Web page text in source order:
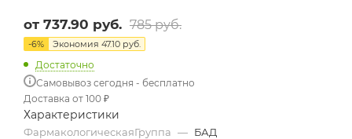
от 737.90 руб. 785 руб.
-6% Экономия 47.10 руб.
Достаточно
Самовывоз сегодня - бесплатно
Доставка от 100 ₽
Характеристики
ФармакологическаяГруппа — БАД